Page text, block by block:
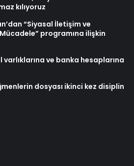
kılıyoruz
“Siyasal İletişim ve
programına ilişkin
varlıklarına ve banka hesaplarına
dosyası ikinci kez disiplin